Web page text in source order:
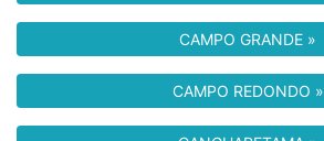
CAMPO GRANDE »
CAMPO REDONDO »